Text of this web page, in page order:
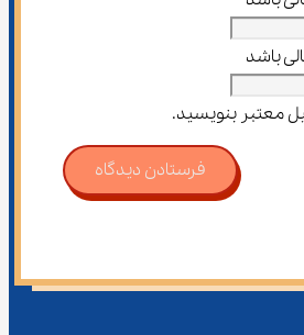
باشد
معتبر بنویسید.
فرستادن دیدگاه